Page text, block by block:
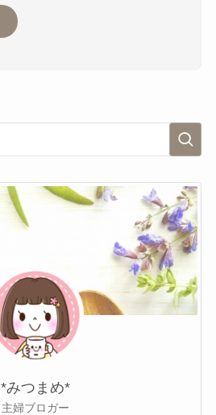
*みつまめ*
主婦ブロガー